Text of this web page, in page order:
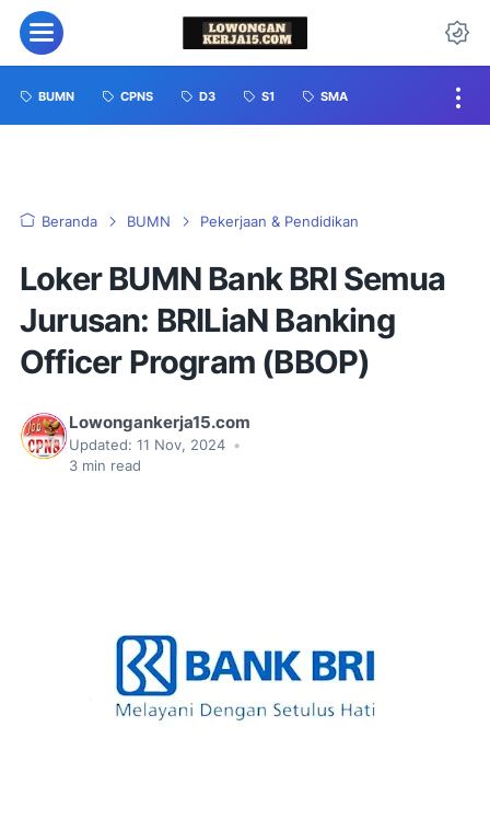
BUMN CPNS D3 S1 SMA
Beranda BUMN Pekerjaan & Pendidikan
Loker BUMN Bank BRI Semua
Jurusan: BRILiaN Banking
Officer Program (BBOP)
Lowongankerja15.com
Updated: 11 Nov, 2024 •
3 min read